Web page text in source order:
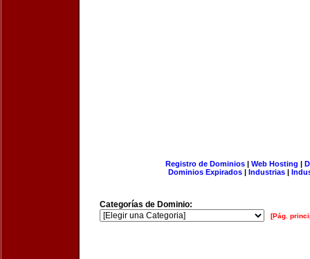
Registro de Dominios| Web Hosting |
Dominios Expirados | Industrias |
Categorías de Dominio:
[Pág.